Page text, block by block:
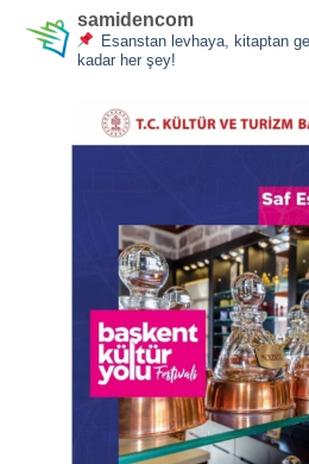
samidencom
Esanstan levhaya, kitaptan
kadar her şey!